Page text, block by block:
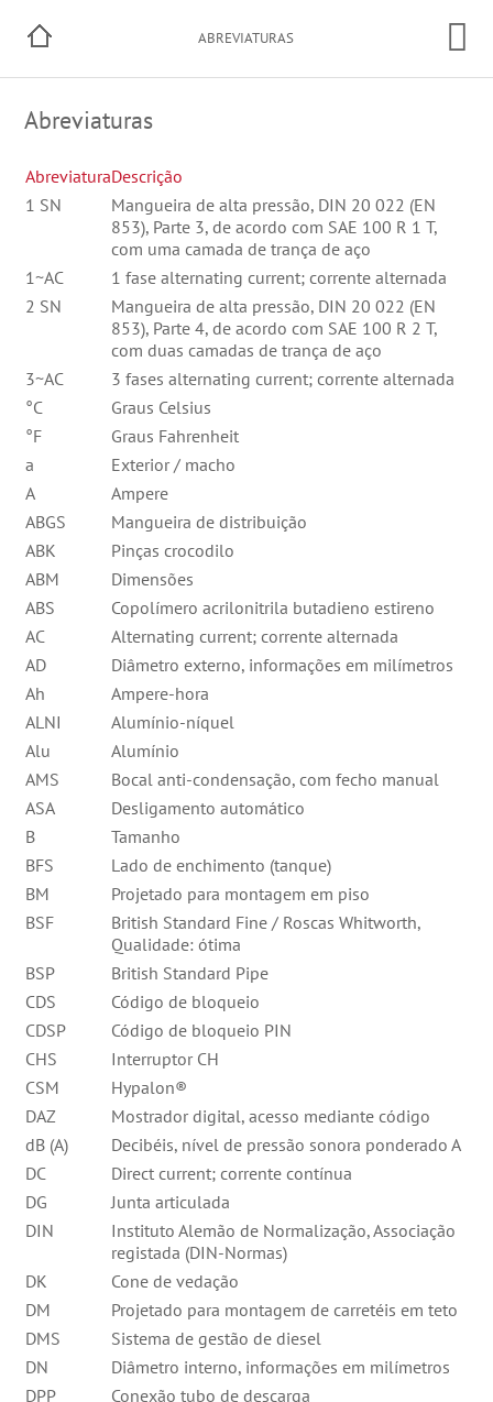
ABREVIATURAS
Abreviaturas
AbreviaturaDescrição
1 SN
Mangueira de alta pressão, DIN 20 022 (EN
853), Parte 3, de acordo com SAE 100 R 1 T,
com uma camada de trança de aço
1~AC
1 fase alternating current; corrente alternada
2 SN
Mangueira de alta pressão, DIN 20 022 (EN
853), Parte 4, de acordo com SAE 100 R 2 T,
com duas camadas de trança de aço
3~AC
3 fases alternating current; corrente alternada
°C
Graus Celsius
°F
Graus Fahrenheit
a
Exterior / macho
A
Ampere
ABGS
Mangueira de distribuição
ABK
Pinças crocodilo
ABM
Dimensões
ABS
Copolímero acrilonitrila butadieno estireno
AC
Alternating current; corrente alternada
AD
Diâmetro externo, informações em milímetros
Ah
Ampere-hora
ALNI
Alumínio-níquel
Alu
Alumínio
AMS
Bocal anti-condensação, com fecho manual
ASA
Desligamento automático
B
Tamanho
BFS
Lado de enchimento (tanque)
BM
Projetado para montagem em piso
BSF
British Standard Fine / Roscas Whitworth,
Qualidade: ótima
BSP
British Standard Pipe
CDS
Código de bloqueio
CDSP
Código de bloqueio PIN
CHS
Interruptor CH
CSM
Hypalon®
DAZ
Mostrador digital, acesso mediante código
dB (A)
Decibéis, nível de pressão sonora ponderado A
DC
Direct current; corrente contínua
DG
Junta articulada
DIN
Instituto Alemão de Normalização, Associação
registada (DIN-Normas)
DK
Cone de vedação
DM
Projetado para montagem de carretéis em teto
DMS
Sistema de gestão de diesel
DN
Diâmetro interno, informações em milímetros
DPP
Conexão tubo de descarga